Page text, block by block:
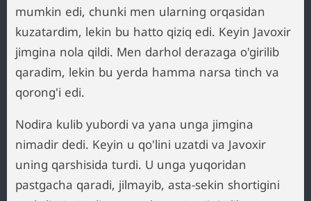
mumkin edi, chunki men ularning orqasidan
kuzatardim, lekin bu hatto qiziq edi. Keyin Javoxir
jimgina nola qildi. Men darhol derazaga o'girilib
qaradim, lekin bu yerda hamma narsa tinch va
qorong'i edi.
Nodira kulib yubordi va yana unga jimgina
nimadir dedi. Keyin u qo'lini uzatdi va Javoxir
uning qarshisida turdi. U unga yuqoridan
pastgacha qaradi, jilmayib, asta-sekin shortigini